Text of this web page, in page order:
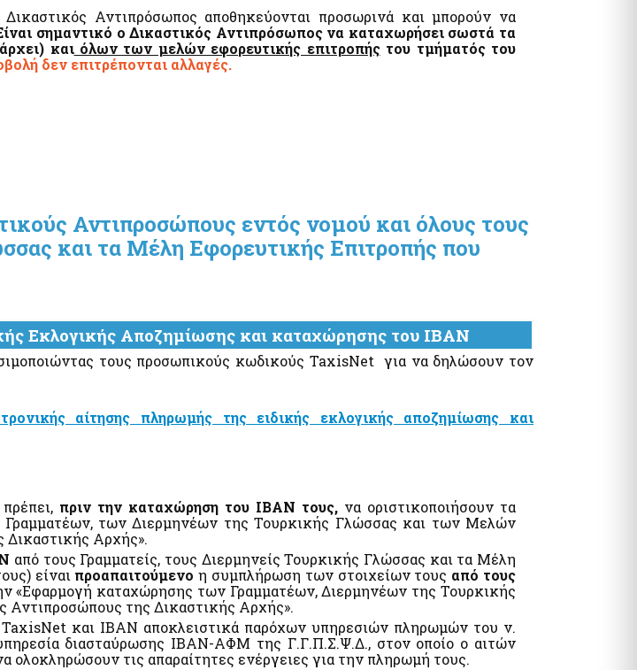
Αντιπρόσωπος αποθηκεύονται προσωρινά και μπορούν να
σημαντικό ο Δικαστικός Αντιπρόσωπος να καταχωρήσει σωστά τα
καιόλων των μελών εφορευτικής επιτροπήςτου τμήματός του
δεν επιτρέπονται αλλαγές.
Αντιπροσώπους εντός νομού και όλους τους
και τα Μέλη Εφορευτικής Επιτροπής που
Εκλογικής Αποζημίωσης και καταχώρησης του ΙΒΑΝ
τους προσωπικούς κωδικούς TaxisNet για να δηλώσουν τον
αίτησης πληρωμής της ειδικής εκλογικής αποζημίωσης και
πριν την καταχώρηση του ΙΒΑΝ τους, να οριστικοποιήσουν τα
Γραμματέων, των Διερμηνέων της Τουρκικής Γλώσσας και των Μελών
Δικαστικής Αρχής».
από τους Γραμματείς, τους Διερμηνείς Τουρκικής Γλώσσας και τα Μέλη
είναι προαπαιτούμενο η συμπλήρωση των στοιχείων τους από τους
«Εφαρμογή καταχώρησης των Γραμματέων, Διερμηνέων της Τουρκικής
της Δικαστικής Αρχής».
και ΙΒΑΝ αποκλειστικά παρόχων υπηρεσιών πληρωμών του ν.
διασταύρωσης ΙΒΑΝ-ΑΦΜ της Γ.Γ.Π.Σ.Ψ.Δ., στον οποίο ο αιτών
ολοκληρώσουν τις απαραίτητες ενέργειες για την πληρωμή τους.